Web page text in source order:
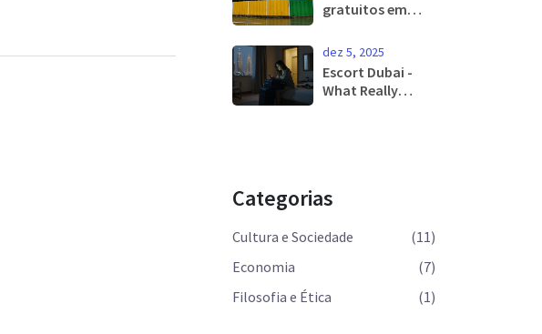
Maracanã
gratuitos em
ainda têm vagas
para o período
noturno
dez 5, 2025
Escort Dubai -
What Really
Categorias
Cultura e Sociedade
(11)
Economia
(7)
Filosofia e Ética
(1)